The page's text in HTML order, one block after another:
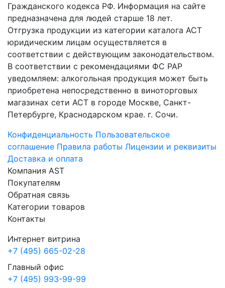
Гражданского кодекса РФ. Информация на сайте
предназначена для людей старше 18 лет.
Отгрузка продукции из категории каталога АСТ
юридическим лицам осуществляется в
соответствии с действующим законодательством.
В соответствии с рекомендациями ФС РАР
уведомляем: алкогольная продукция может быть
приобретена непосредственно в виноторговых
магазинах сети АСТ в городе Москве, Санкт-
Петербурге, Краснодарском крае. г. Сочи.
Конфиденциальность Пользовательское
соглашение Правила работы Лицензии и реквизиты
Доставка и оплата
Компания AST
Покупателям
Обратная связь
Категории товаров
Контакты
Интернет витрина
+7 (495) 665-02-28
Главный офис
+7 (495) 993-99-99